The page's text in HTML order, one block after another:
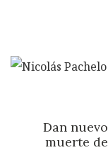
Dan
muerte